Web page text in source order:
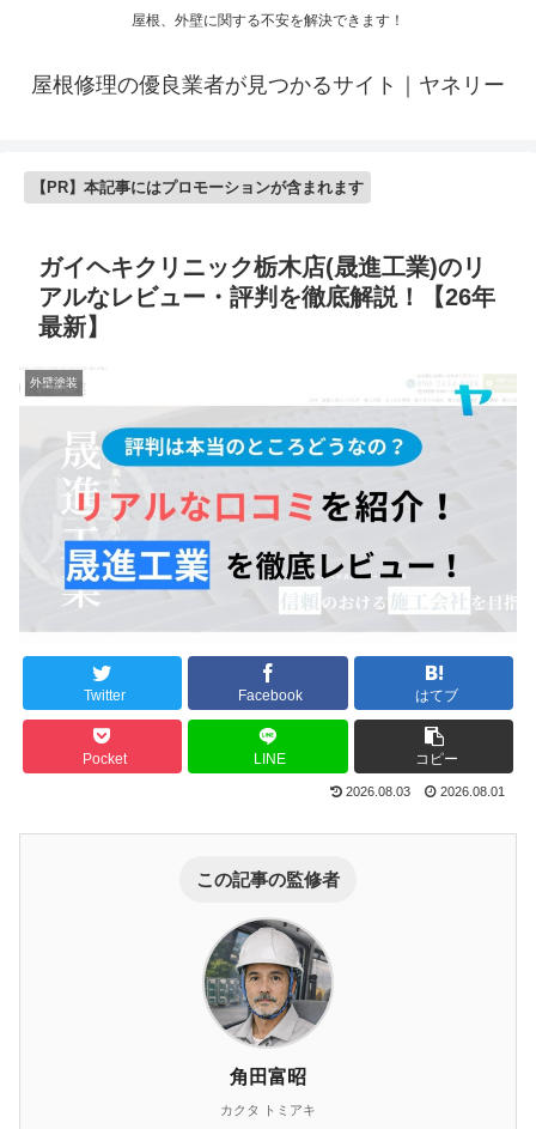
屋根、外壁に関する不安を解決できます！
屋根修理の優良業者が見つかるサイト｜ヤネリー
【PR】本記事にはプロモーションが含まれます
ガイヘキクリニック栃木店(晟進工業)のリ
アルなレビュー・評判を徹底解説！【26年
最新】
外壁塗装
Twitter Facebook はてブ
Pocket LINE コピー
2026.08.03 2026.08.01
この記事の監修者
角田富昭
カクタ トミアキ